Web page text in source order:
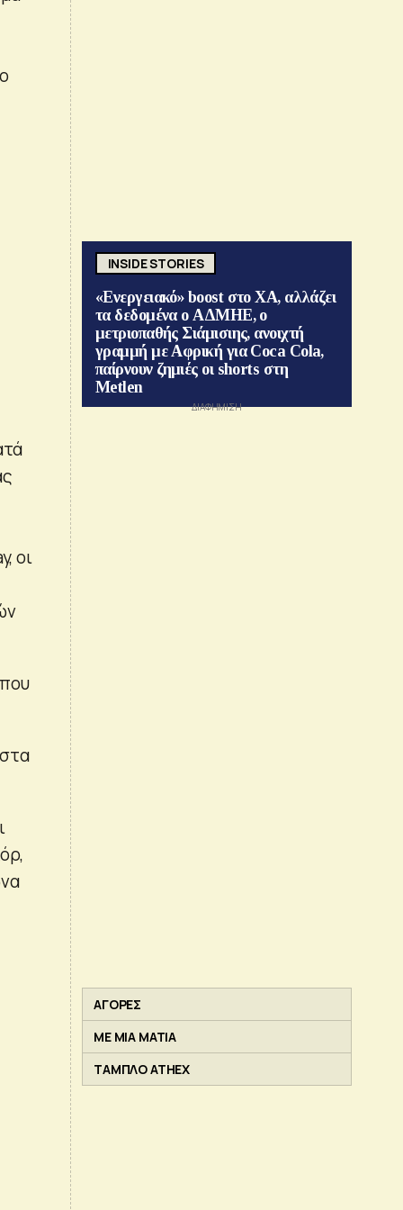
οι
INSIDE STORIES
«Ενεργειακό» boost στο ΧΑ, αλλάζει
τα δεδομένα ο ΑΔΜΗΕ, ο
μετριοπαθής Σιάμισιης, ανοιχτή
γραμμή με Αφρική για Coca Cola,
παίρνουν ζημιές οι shorts στη
Metlen
ΑΓΟΡΕΣ
ΜΕ ΜΙΑ ΜΑΤΙΑ
ΤΑΜΠΛΟ ATHEX